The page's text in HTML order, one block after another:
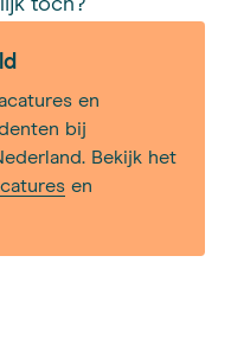
toch?
en
bij
Bekijk het
en